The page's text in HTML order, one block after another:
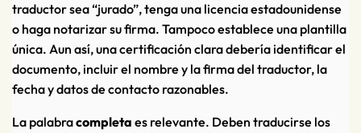
traductor sea “jurado”, tenga una licencia estadounidense
o haga notarizar su firma. Tampoco establece una plantilla
única. Aun así, una certificación clara debería identificar el
documento, incluir el nombre y la firma del traductor, la
fecha y datos de contacto razonables.
La palabracompleta es relevante. Deben traducirse los